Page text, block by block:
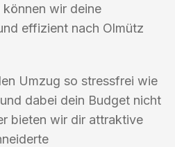
wir deine
effizient nach Olmütz
Umzug so stressfrei wie
dabei dein Budget nicht
bieten wir dir attraktive